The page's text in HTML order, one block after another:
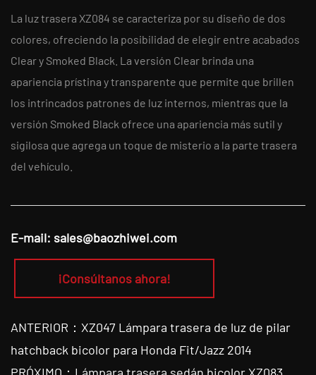
La luz trasera XZ084 se caracteriza por su diseño de dos
colores, ofreciendo la posibilidad de elegir entre acabados
Clear y Smoked Black. La versión Clear brinda una
apariencia prístina y transparente que permite que brillen
los intrincados patrones de luz internos, mientras que la
versión Smoked Black ofrece una apariencia más sutil y
sigilosa que agrega un toque de misterio a la parte trasera
del vehículo.
E-mail: sales@baozhiwei.com
¡Consúltanos ahora!
ANTERIOR：XZ047 Lámpara trasera de luz de pilar
hatchback bicolor para Honda Fit/Jazz 2014